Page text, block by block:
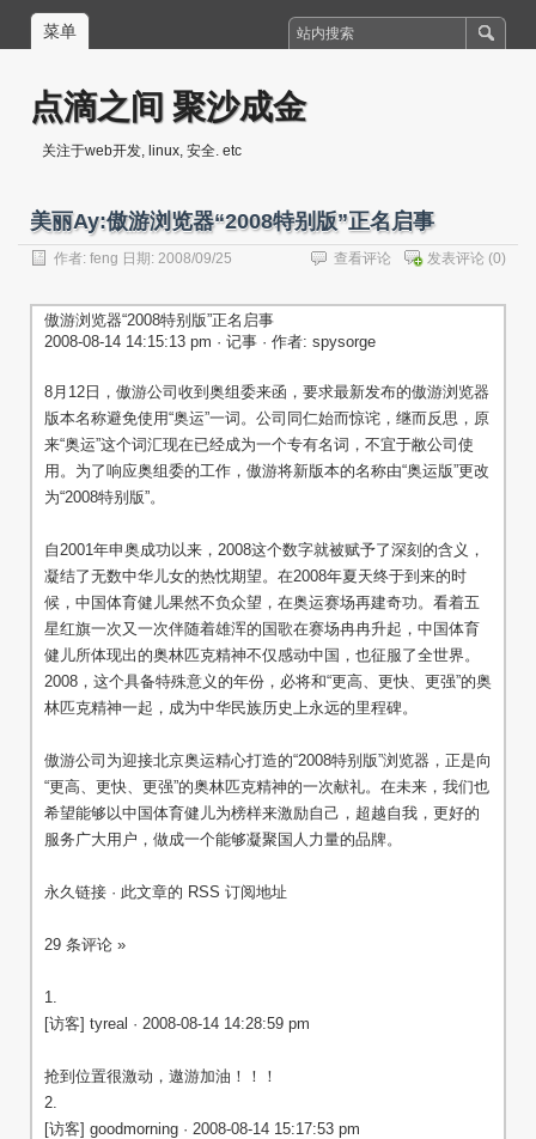
菜单
点滴之间 聚沙成金
关注于web开发, linux, 安全. etc
美丽Ay:傲游浏览器“2008特别版”正名启事
作者: feng 日期: 2008/09/25 发表评论 (0)
查看评论
傲游浏览器“2008特别版”正名启事
2008-08-14 14:15:13 pm · 记事 · 作者: spysorge
8月12日，傲游公司收到奥组委来函，要求最新发布的傲游浏览器
版本名称避免使用“奥运”一词。公司同仁始而惊诧，继而反思，原
来“奥运”这个词汇现在已经成为一个专有名词，不宜于敝公司使
用。为了响应奥组委的工作，傲游将新版本的名称由“奥运版”更改
为“2008特别版”。
自2001年申奥成功以来，2008这个数字就被赋予了深刻的含义，
凝结了无数中华儿女的热忱期望。在2008年夏天终于到来的时
候，中国体育健儿果然不负众望，在奥运赛场再建奇功。看着五
星红旗一次又一次伴随着雄浑的国歌在赛场冉冉升起，中国体育
健儿所体现出的奥林匹克精神不仅感动中国，也征服了全世界。
2008，这个具备特殊意义的年份，必将和“更高、更快、更强”的奥
林匹克精神一起，成为中华民族历史上永远的里程碑。
傲游公司为迎接北京奥运精心打造的“2008特别版”浏览器，正是向
“更高、更快、更强”的奥林匹克精神的一次献礼。在未来，我们也
希望能够以中国体育健儿为榜样来激励自己，超越自我，更好的
服务广大用户，做成一个能够凝聚国人力量的品牌。
永久链接 · 此文章的 RSS 订阅地址
29 条评论 »
1.
[访客] tyreal · 2008-08-14 14:28:59 pm
抢到位置很激动，遨游加油！！！
2.
[访客] goodmorning · 2008-08-14 15:17:53 pm